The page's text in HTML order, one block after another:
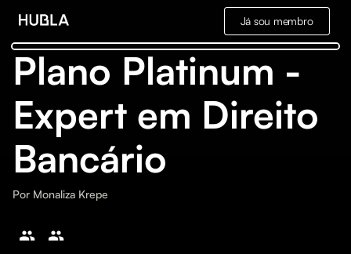
Já sou membro
Plano Platinum -
Expert em Direito
Bancário
Por Monaliza Krepe